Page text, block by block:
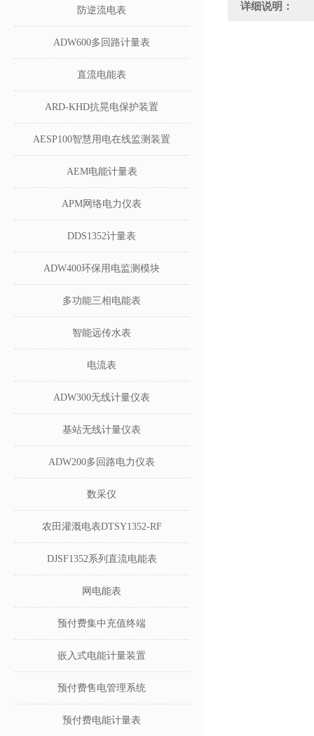
防逆流电表
ADW600多回路计量表
直流电能表
ARD-KHD抗晃电保护装置
AESP100智慧用电在线监测装置
AEM电能计量表
APM网络电力仪表
DDS1352计量表
ADW400环保用电监测模块
多功能三相电能表
智能远传水表
电流表
ADW300无线计量仪表
基站无线计量仪表
ADW200多回路电力仪表
数采仪
农田灌溉电表DTSY1352-RF
DJSF1352系列直流电能表
网电能表
预付费集中充值终端
嵌入式电能计量装置
预付费售电管理系统
预付费电能计量表
详细说明：